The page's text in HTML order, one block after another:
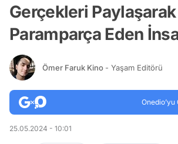
Gerçekleri
Paramparça Eden
Ömer Faruk Kino - Yaşam Editörü
25.05.2024 - 10:01